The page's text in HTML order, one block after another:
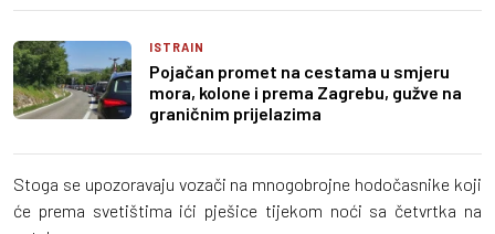
ISTRAIN
Pojačan promet na cestama u smjeru
mora, kolone i prema Zagrebu, gužve na
graničnim prijelazima
Stoga se upozoravaju vozači na mnogobrojne hodočasnike koji
će prema svetištima ići pješice tijekom noći sa četvrtka na